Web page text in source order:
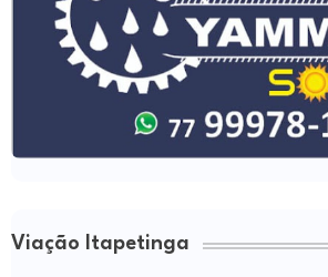
Viação Itapetinga